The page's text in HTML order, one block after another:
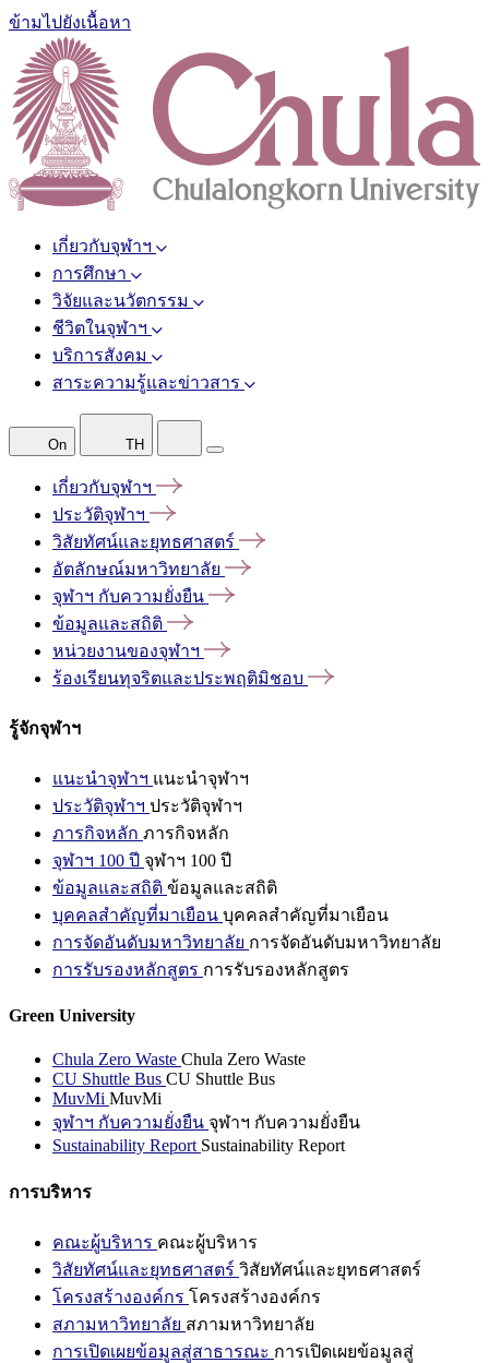
ข้ามไปยังเนื้อหา
เกี่ยวกับจุฬาฯ
การศึกษา
วิจัยและนวัตกรรม
ชีวิตในจุฬาฯ
บริการสังคม
สาระความรู้และข่าวสาร
On TH
เกี่ยวกับจุฬาฯ
ประวัติจุฬาฯ
วิสัยทัศน์และยุทธศาสตร์
อัตลักษณ์มหาวิทยาลัย
จุฬาฯ กับความยั่งยืน
ข้อมูลและสถิติ
หน่วยงานของจุฬาฯ
ร้องเรียนทุจริตและประพฤติมิชอบ
รู้จักจุฬาฯ
แนะนำจุฬาฯ แนะนำจุฬาฯ
ประวัติจุฬาฯ ประวัติจุฬาฯ
ภารกิจหลัก ภารกิจหลัก
จุฬาฯ 100 ปี จุฬาฯ 100 ปี
ข้อมูลและสถิติ ข้อมูลและสถิติ
บุคคลสำคัญที่มาเยือน บุคคลสำคัญที่มาเยือน
การจัดอันดับมหาวิทยาลัย การจัดอันดับมหาวิทยาลัย
การรับรองหลักสูตร การรับรองหลักสูตร
Green University
Chula Zero Waste Chula Zero Waste
CU Shuttle Bus CU Shuttle Bus
MuvMi MuvMi
จุฬาฯ กับความยั่งยืน จุฬาฯ กับความยั่งยืน
Sustainability Report Sustainability Report
การบริหาร
คณะผู้บริหาร คณะผู้บริหาร
วิสัยทัศน์และยุทธศาสตร์ วิสัยทัศน์และยุทธศาสตร์
โครงสร้างองค์กร โครงสร้างองค์กร
สภามหาวิทยาลัย สภามหาวิทยาลัย
การเปิดเผยข้อมูลสู่สาธารณะ การเปิดเผยข้อมูลสู่